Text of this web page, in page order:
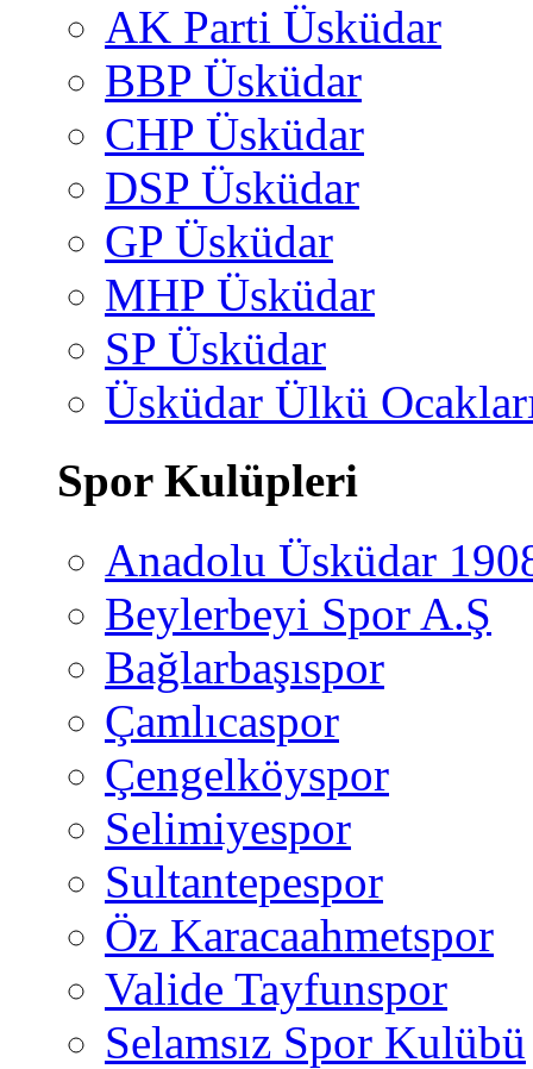
AK Parti Üsküdar
BBP Üsküdar
CHP Üsküdar
DSP Üsküdar
GP Üsküdar
MHP Üsküdar
SP Üsküdar
Üsküdar Ülkü
Spor Kulüpleri
Anadolu Üsküdar
Beylerbeyi Spor A.Ş
Bağlarbaşıspor
Çamlıcaspor
Çengelköyspor
Selimiyespor
Sultantepespor
Öz Karacaahmetspor
Valide Tayfunspor
Selamsız Spor Kulübü